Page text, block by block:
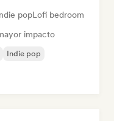
popLofi bedroom
impacto
Indie pop